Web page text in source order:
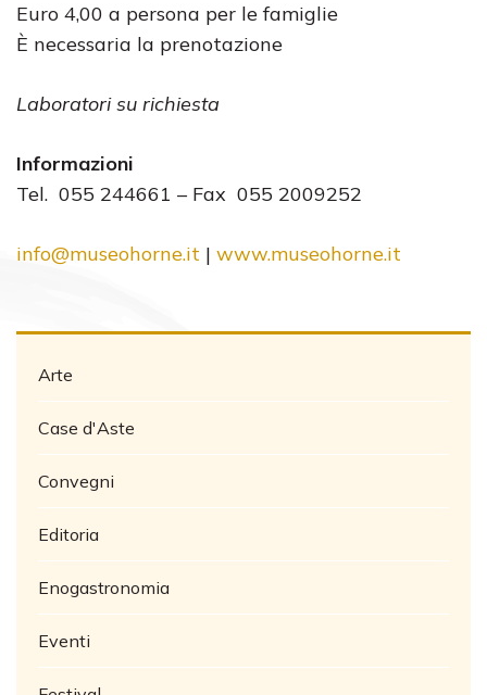
Euro 4,00 a persona per le famiglie
È necessaria la prenotazione
Laboratori su richiesta
Informazioni
Tel. 055 244661 – Fax 055 2009252
info@museohorne.it | www.museohorne.it
Arte
Case d'Aste
Convegni
Editoria
Enogastronomia
Eventi